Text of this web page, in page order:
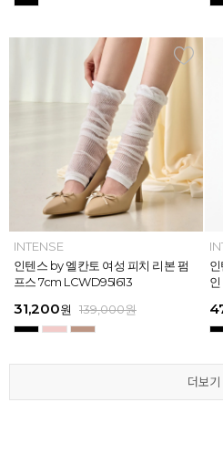
ELCANTO
[EXCLUSIVE] 노엘 엘칸토 여성 젤리
슈즈 2.3cm LCWW01U626
29,000원
더보기
INTENSE
인텐스 by 엘칸토 여성 피치 리본 펌
프스 7cm LCWD95I613
31,200원 139,000원
더보기
INTENSE
인텐스 by 엘칸토 여성 에나멜 스퀘어
오브제 플랫슈즈 1.5cm LCWD53I613
41,650원 149,000원
더보기
MAZZ
마쯔 by 엘칸토 여성 투밴드 고프코어
플랫 캐주얼 2.5cm LCWC97M613
43,200원 159,000원
더보기
ELCANTO
[EXCLUSIVE] 노엘 엘칸토 여성 젤리
슈즈 2.3cm LCWW01U626
29,000원
더보기
INTENSE
인텐스 by 엘칸토 여성 피치 리본 펌
프스 7cm LCWD95I613
31,200원 139,000원
더보기